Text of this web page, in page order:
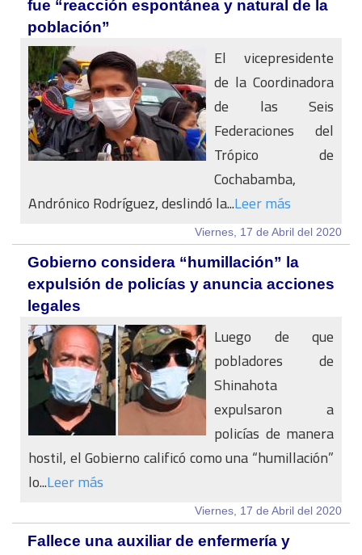
fue “reacción espontánea y natural de la
población”
El vicepresidente
de la Coordinadora
de las Seis
Federaciones del
Trópico de
Cochabamba,
Andrónico Rodríguez, deslindó la...Leer más
Viernes, 17 de Abril del 2020
Gobierno considera “humillación” la
expulsión de policías y anuncia acciones
legales
Luego de que
pobladores de
Shinahota
expulsaron a
policías de manera
hostil, el Gobierno calificó como una “humillación”
lo...Leer más
Viernes, 17 de Abril del 2020
Fallece una auxiliar de enfermería y